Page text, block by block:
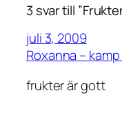
3 svar till
juli 3, 2009
Roxanna –
frukter är gott